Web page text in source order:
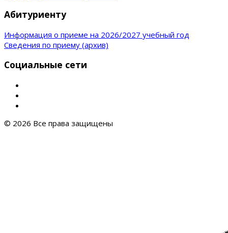
Абитуриенту
Информация о приеме на 2026/2027 учебный год
Сведения по приему (архив)
Социальные сети
© 2026 Все права защищены